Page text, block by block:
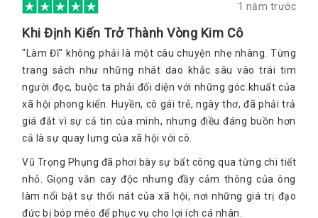
1 năm trước
Khi Định Kiến Trở Thành Vòng Kim Cô
"Làm Đĩ" không phải là một câu chuyện nhẹ nhàng. Từng
trang sách như những nhát dao khắc sâu vào trái tim
người đọc, buộc ta phải đối diện với những góc khuất của
xã hội phong kiến. Huyền, cô gái trẻ, ngây thơ, đã phải trả
giá đắt vì sự cả tin của mình, nhưng điều đáng buồn hơn
cả là sự quay lưng của xã hội với cô.
Vũ Trọng Phụng đã phơi bày sự bất công qua từng chi tiết
nhỏ. Giọng văn cay độc nhưng đầy cảm thông của ông
làm nổi bật sự thối nát của xã hội, nơi những giá trị đạo
đức bị bóp méo để phục vụ cho lợi ích cá nhân.